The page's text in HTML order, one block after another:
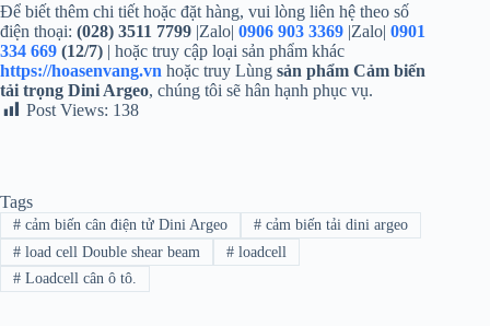
Để biết thêm chi tiết hoặc đặt hàng, vui lòng liên hệ theo số
điện thoại: (028) 3511 7799 |Zalo| 0906 903 3369 |Zalo| 0901
334 669 (12/7) | hoặc truy cập loại sản phẩm khác
https://hoasenvang.vn hoặc truy Lùng sản phẩm Cảm biến
tải trọng Dini Argeo, chúng tôi sẽ hân hạnh phục vụ.
Post Views: 138
Tags
#cảm biến cân điện tử Dini Argeo #cảm biến tải dini argeo
#load cell Double shear beam #loadcell
#Loadcell cân ô tô.